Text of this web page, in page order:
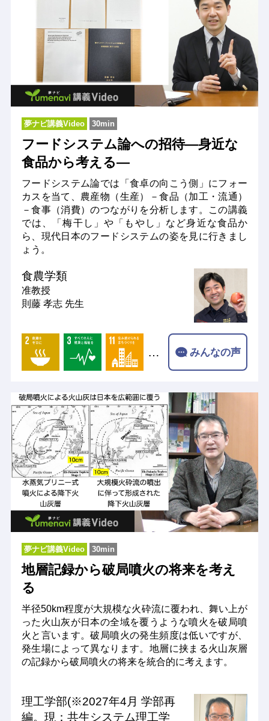
夢ナビ講義Video 30min
フードシステム論への招待―身近な
食品から考える―
フードシステム論では「食卓の向こう側」にフォー
カスを当て、農産物（生産）－食品（加工・流通）
－食事（消費）のつながりを分析します。この講義
では、「梅干し」や「もやし」など身近な食品か
ら、現代日本のフードシステムの姿を見に行きまし
ょう。
食農学類
准教授
則藤 孝志 先生
… みんなの声
夢ナビ講義Video 30min
地層記録から破局噴火の将来を考え
る
半径50km程度が大規模な火砕流に覆われ、舞い上が
った火山灰が日本の全域を覆うような噴火を破局噴
火と言います。破局噴火の発生頻度は低いですが、
発生場によって異なります。地層に挟まる火山灰層
の記録から破局噴火の将来を統合的に考えます。
理工学部(※2027年4月 学部再
編。現：共生システム理工学